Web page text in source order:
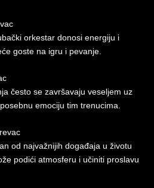
orkestar donosi energiju i
goste na igru i pevanje.
često se završavaju veseljem uz
emociju tim trenucima.
od najvažnijih događaja u životu
podići atmosferu i učiniti proslavu